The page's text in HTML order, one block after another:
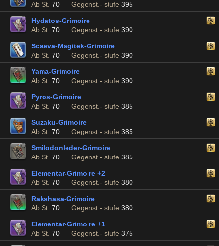
Ab St. 70 Gegenst.- stufe 395
Hydatos-Grimoire
Ab St. 70 Gegenst.- stufe 390
Scaeva-Magitek-Grimoire
Ab St. 70 Gegenst.- stufe 390
Yama-Grimoire
Ab St. 70 Gegenst.- stufe 390
Pyros-Grimoire
Ab St. 70 Gegenst.- stufe 385
Suzaku-Grimoire
Ab St. 70 Gegenst.- stufe 385
Smilodonleder-Grimoire
Ab St. 70 Gegenst.- stufe 385
Elementar-Grimoire +2
Ab St. 70 Gegenst.- stufe 380
Rakshasa-Grimoire
Ab St. 70 Gegenst.- stufe 380
Elementar-Grimoire +1
Ab St. 70 Gegenst.- stufe 375